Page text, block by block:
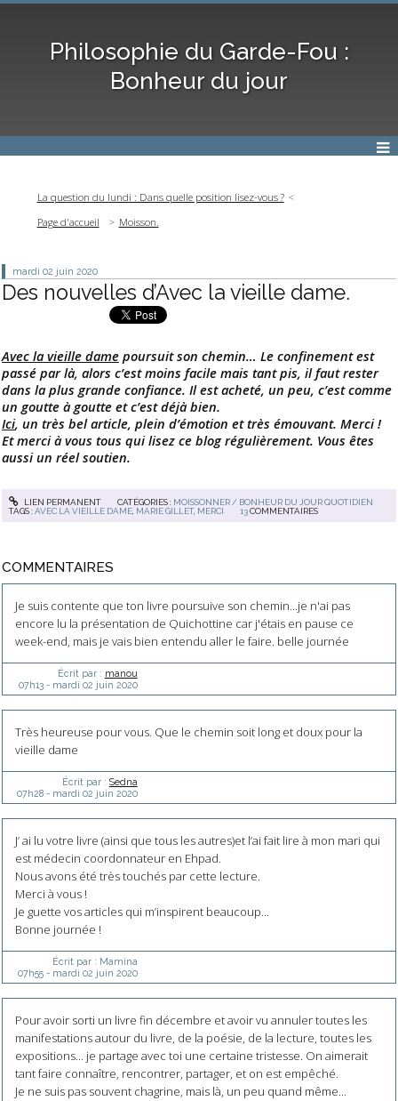
Philosophie du Garde-Fou :
Bonheur du jour
La question du lundi : Dans quelle position lisez-vous ?
Page d'accueil
Moisson.
mardi 02 juin 2020
Des nouvelles d’Avec la vieille dame.
Avec la vieille dame poursuit son chemin… Le confinement est
passé par là, alors c’est moins facile mais tant pis, il faut rester
dans la plus grande confiance. Il est acheté, un peu, c’est comme
un goutte à goutte et c’est déjà bien.
Ici, un très bel article, plein d’émotion et très émouvant. Merci !
Et merci à vous tous qui lisez ce blog régulièrement. Vous êtes
aussi un réel soutien.
LIEN PERMANENT CATÉGORIES : MOISSONNER / BONHEUR DU JOUR QUOTIDIEN
TAGS :AVEC LA VIEILLE DAME MARIE GILLET, MERCI 13 COMMENTAIRES
COMMENTAIRES
Je suis contente que ton livre poursuive son chemin...je n'ai pas
encore lu la présentation de Quichottine car j'étais en pause ce
week-end, mais je vais bien entendu aller le faire. belle journée
Écrit par : manou
07h13- mardi 02 juin 2020
Très heureuse pour vous. Que le chemin soit long et doux pour la
vieille dame
Écrit par : Sedna
07h28- mardi 02 juin 2020
J’ ai lu votre livre (ainsi que tous les autres)et l’ai fait lire à mon mari qui
est médecin coordonnateur en Ehpad.
Nous avons été très touchés par cette lecture.
Merci à vous !
Je guette vos articles qui m’inspirent beaucoup...
Bonne journée !
Écrit par : Mamina
07h55- mardi 02 juin 2020
Pour avoir sorti un livre fin décembre et avoir vu annuler toutes les
manifestations autour du livre, de la poésie, de la lecture, toutes les
expositions... je partage avec toi une certaine tristesse. On aimerait
tant faire connaître, rencontrer, partager, et on est empêché.
Je ne suis pas souvent chagrine, mais là, un peu quand même...